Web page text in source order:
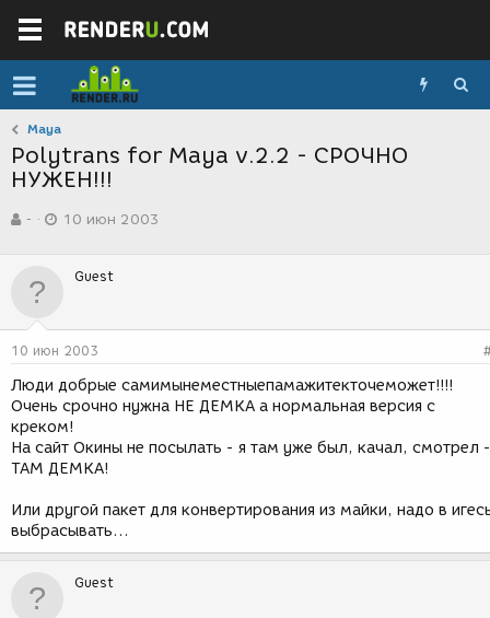
Maya
Polytrans for Maya v.2.2 - СРОЧНО
НУЖЕН!!!
в
р
м
-
а
д
н
и
я
10 июн 2003
Guest
10 июн 2003
Люди добрые самимынеместныепамажитекточеможет!!!!
Очень срочно нужна НЕ ДЕМКА а нормальная версия с
креком!
На сайт Окины не посылать - я там уже был, качал, смотрел -
ТАМ ДЕМКА!
Или другой пакет для конвертирования из майки, надо в
выбрасывать...
Guest